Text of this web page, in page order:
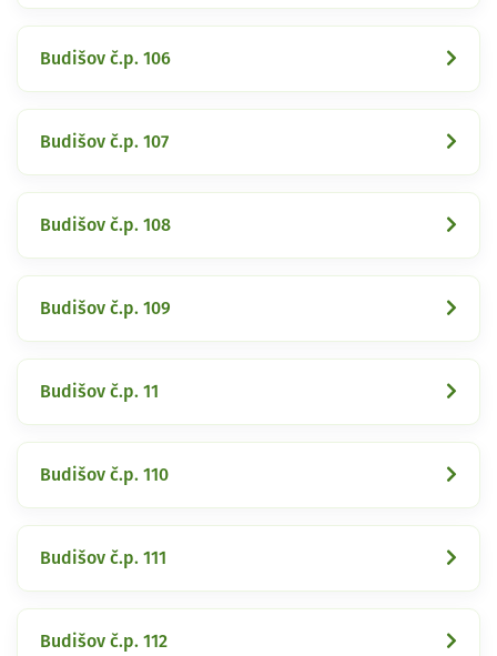
Budišov č.p. 106
Budišov č.p. 107
Budišov č.p. 108
Budišov č.p. 109
Budišov č.p. 11
Budišov č.p. 110
Budišov č.p. 111
Budišov č.p. 112